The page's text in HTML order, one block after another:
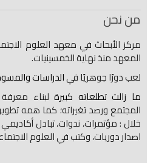
من نحن
مركز الأبحاث في معهد العلوم
المعهد منذ نهاية الخمسينيات.
لعب دورًا جوهريًا فيالدراسات
ما زالت تطلعاته كبيرة لبناء
المجتمع ورصد تغيراته؛ كما همه
خلال : مؤتمرات، ندوات، تبادل
اصدار دوريات، وكتب في العلوم